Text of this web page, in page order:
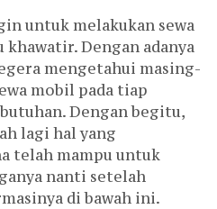
untuk melakukan sewa
Dengan adanya
mengetahui masing-
mobil pada tiap
Dengan begitu,
lagi hal yang
telah mampu untuk
nanti setelah
di bawah ini.